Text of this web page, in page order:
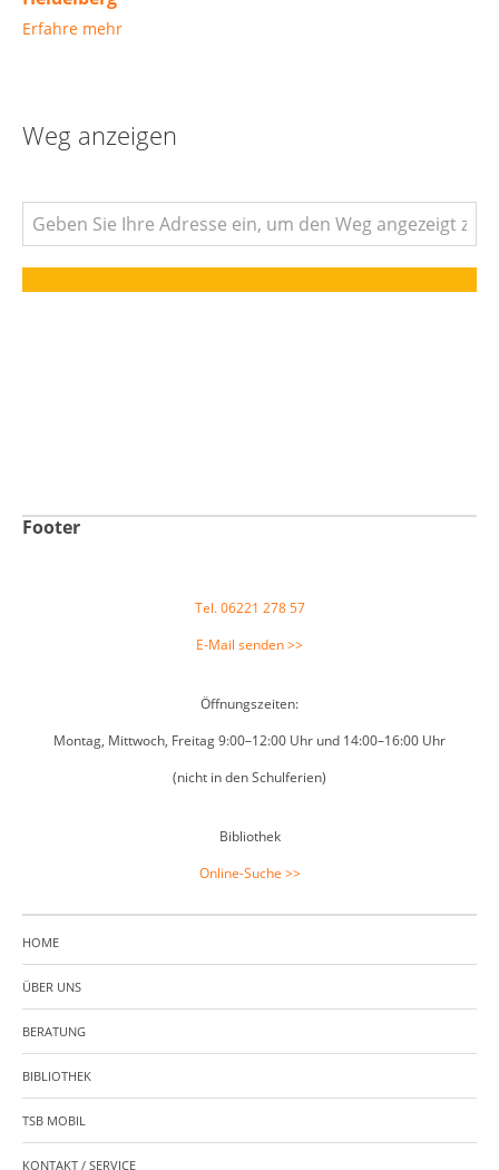
Erfahre mehr
Weg anzeigen
Footer
Tel. 06221 278 57
E-Mail senden >>
Öffnungszeiten:
Montag, Mittwoch, Freitag 9:00–12:00 Uhr und 14:00–16:00 Uhr
(nicht in den Schulferien)
Bibliothek
Online-Suche >>
HOME
ÜBER UNS
BERATUNG
BIBLIOTHEK
TSB MOBIL
KONTAKT / SERVICE